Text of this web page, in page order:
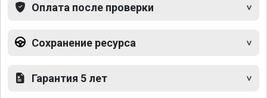
Оплата после проверки
Сохранение ресурса
Гарантия 5 лет